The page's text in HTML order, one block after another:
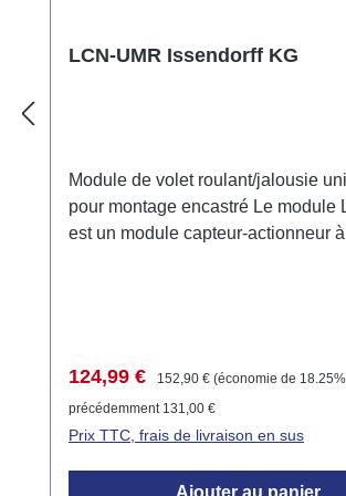
LCN-UMR Issendorff KG
Module de volet roulant/jalousie
pour montage encastré Le module
est un module capteur-actionneur
avec une tension nominale de
module est idéal pour une
des boîtes d'encastrement et permet
installation et une mise en service
Connexion Tension d'alimentation : 230V AC
Prix de vente :
124,99 € Prix régulier :
152,90 € (économie de
précédemment 131,00 €
Prix TTC, frais de livraison en sus